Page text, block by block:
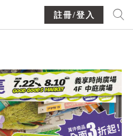
註冊/登入